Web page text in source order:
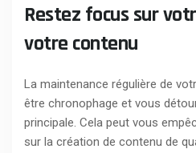
Restez focus sur
votre contenu
La maintenance régulière de
être chronophage et vous
principale. Cela peut vous
sur la création de contenu de